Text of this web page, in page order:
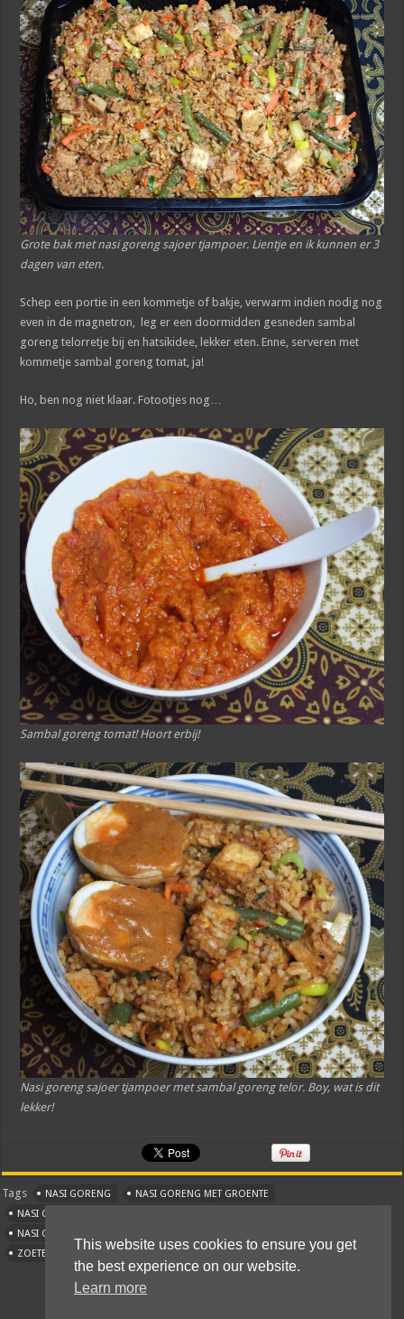
Grote bak met nasi goreng sajoer tjampoer. Lientje en ik kunnen er 3
dagen van eten.
Schep een portie in een kommetje of bakje, verwarm indien nodig nog
even in de magnetron, leg er een doormidden gesneden sambal
goreng telorretje bij en hatsikidee, lekker eten. Enne, serveren met
kommetje sambal goreng tomat, ja!
Ho, ben nog niet klaar. Fotootjes nog…
Sambal goreng tomat! Hoort erbij!
Nasi goreng sajoer tjampoer met sambal goreng telor. Boy, wat is dit
lekker!
Tags NASI GORENG
NASI GORENG MET GROENTE
NASI GORENG MET GROENTE EN TAHOE
NASI GORENG SAJOER TJAMPOER
ZOETE NASI GORENG
This website uses cookies to ensure you get
the best experience on our website.
Learn more